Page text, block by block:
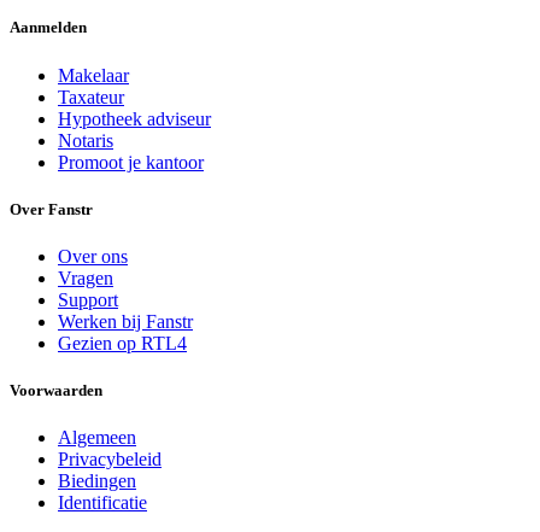
Aanmelden
Makelaar
Taxateur
Hypotheek adviseur
Notaris
Promoot je kantoor
Over Fanstr
Over ons
Vragen
Support
Werken bij Fanstr
Gezien op RTL4
Voorwaarden
Algemeen
Privacybeleid
Biedingen
Identificatie